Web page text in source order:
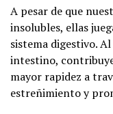
A pesar de que
insolubles, ellas
sistema digestivo.
intestino,
mayor rapidez a
estreñimiento y